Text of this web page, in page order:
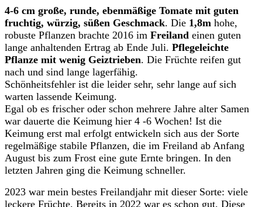
4-6 cm große, runde, ebenmäßige Tomate mit guten
fruchtig, würzig, süßen Geschmack. Die 1,8m hohe,
robuste Pflanzen brachte 2016 im Freiland einen guten
lange anhaltenden Ertrag ab Ende Juli. Pflegeleichte
Pflanze mit wenig Geiztrieben. Die Früchte reifen gut
nach und sind lange lagerfähig.
Schönheitsfehler ist die leider sehr, sehr lange auf sich
warten lassende Keimung.
Egal ob es frischer oder schon mehrere Jahre alter Samen
war dauerte die Keimung hier 4 -6 Wochen! Ist die
Keimung erst mal erfolgt entwickeln sich aus der Sorte
regelmäßige stabile Pflanzen, die im Freiland ab Anfang
August bis zum Frost eine gute Ernte bringen. In den
letzten Jahren ging die Keimung schneller.
2023 war mein bestes Freilandjahr mit dieser Sorte: viele
leckere Früchte. Bereits in 2022 war es schon gut. Diese